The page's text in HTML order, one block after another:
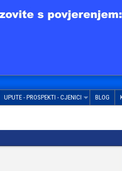
UPUTE - PROSPEKTI - CJENICI BLOG